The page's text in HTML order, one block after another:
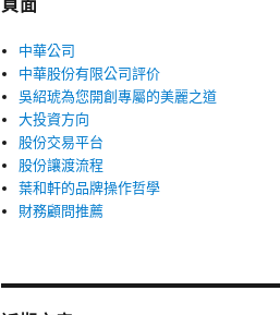
頁面
中華公司
中華股份有限公司評价
吳紹琥為您開創專屬的美麗之道
大投資方向
股份交易平台
股份讓渡流程
葉和軒的品牌操作哲學
財務顧問推薦